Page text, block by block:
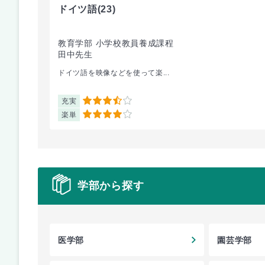
ドイツ語(23)
教育学部 小学校教員養成課程
田中先生
ドイツ語を映像などを使って楽...
充実 3.5
楽単 4
学部から探す
医学部 園芸学部